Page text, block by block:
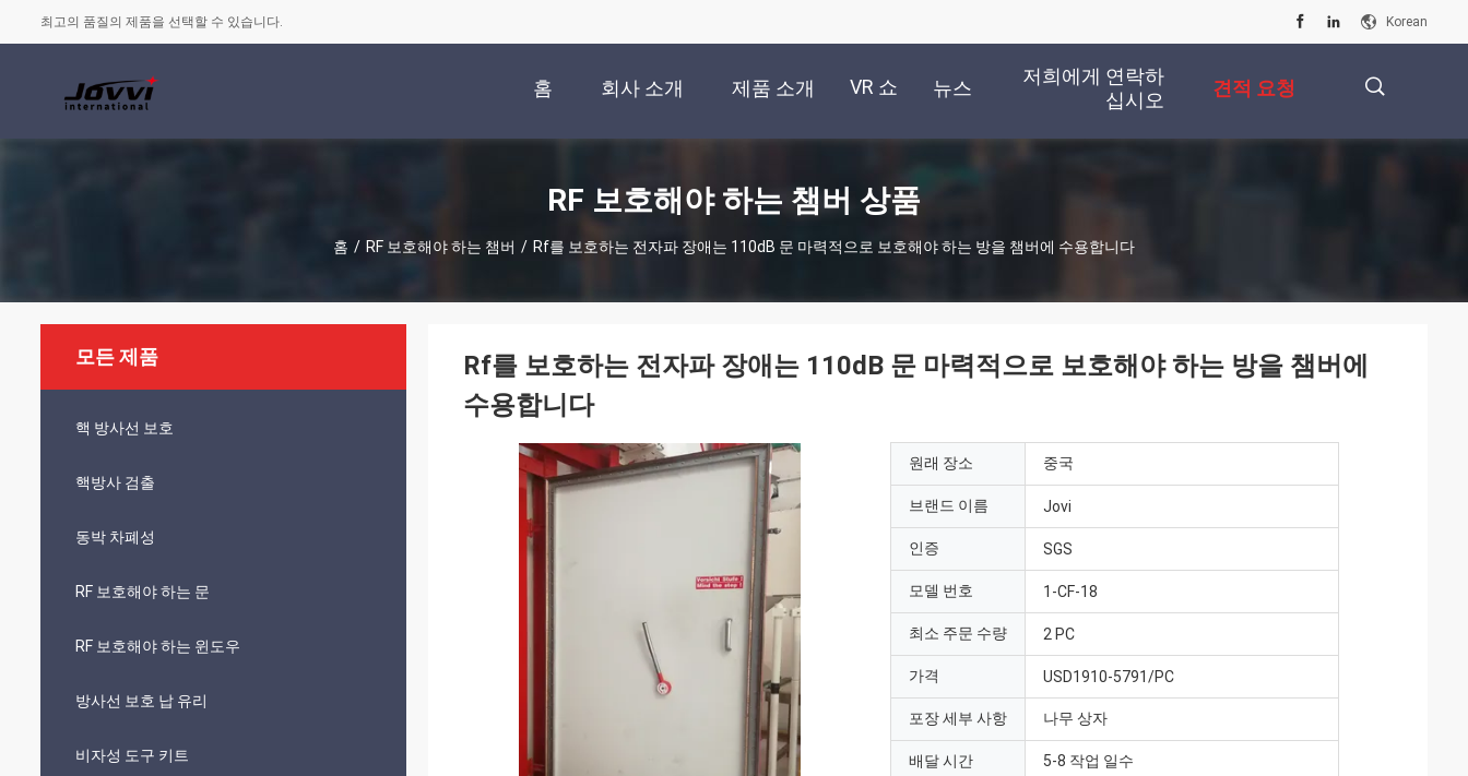
최고의 품질의 제품을 선택할 수 있습니다. Korean
홈 회사 소개 제품 소개 VR 쇼 뉴스
저희에게 연락하
십시오
견적 요청
RF 보호해야 하는 챔버 상품
홈 / RF 보호해야 하는 챔버 / Rf를 보호하는 전자파 장애는 110dB 문 마력적으로 보호해야 하는 방을 챔버에 수용합니다
모든 제품
핵 방사선 보호
핵방사 검출
동박 차폐성
RF 보호해야 하는 문
RF 보호해야 하는 윈도우
방사선 보호 납 유리
비자성 도구 키트
Rf를 보호하는 전자파 장애는 110dB 문 마력적으로 보호해야 하는 방을 챔버에
수용합니다
원래 장소 중국
브랜드 이름 Jovi
인증 SGS
모델 번호 1-CF-18
최소 주문 수량 2 PC
가격 USD1910-5791/PC
포장 세부 사항 나무 상자
배달 시간 5-8 작업 일수